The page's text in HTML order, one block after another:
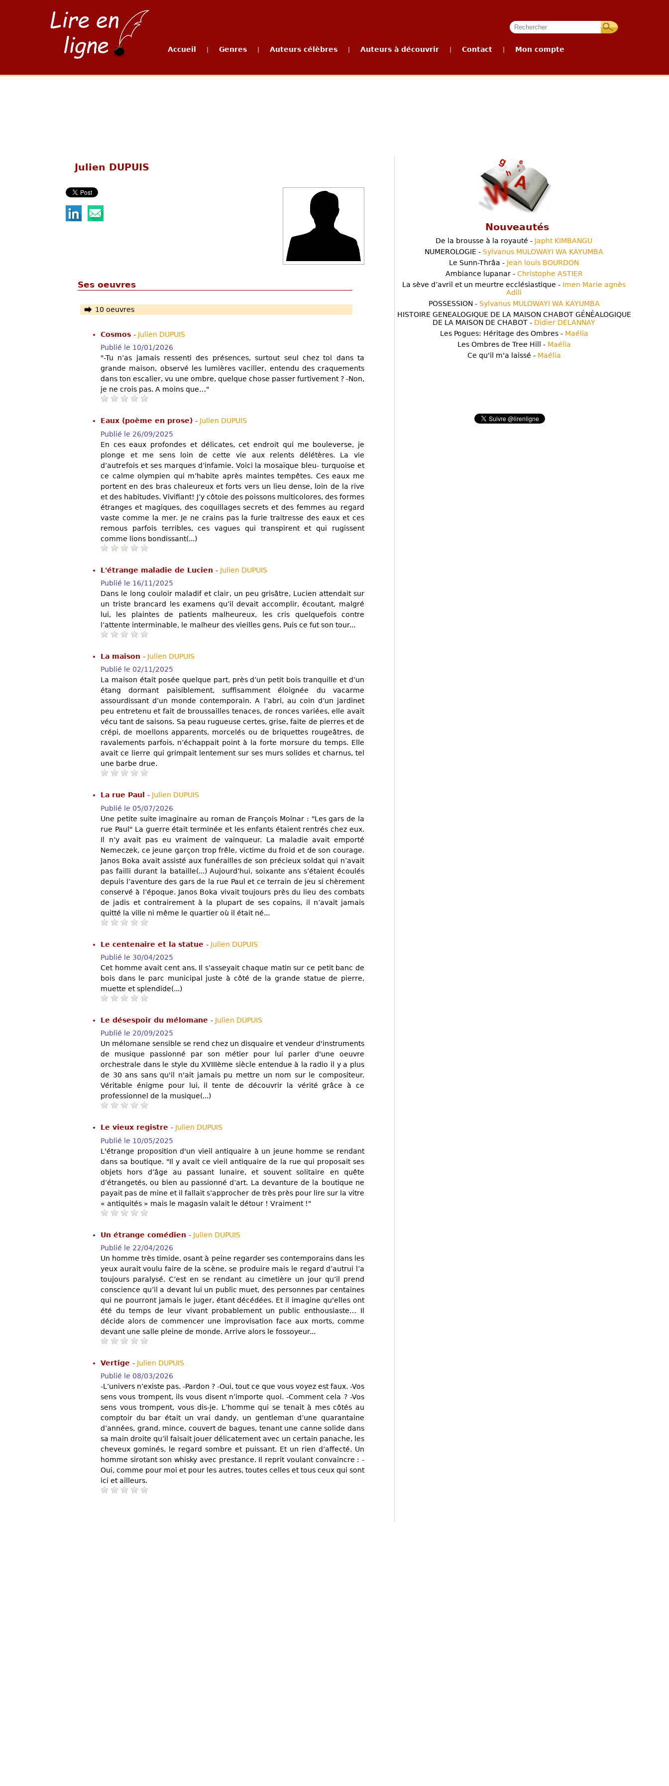
Accueil Genres Auteurs célèbres Auteurs à découvrir Contact Mon compte
Julien DUPUIS
Ses oeuvres
10 oeuvres
Cosmos - Julien DUPUIS
Publié le 10/01/2026
"-Tu n’as jamais ressenti des présences, surtout seul chez toi dans ta
grande maison, observé les lumières vaciller, entendu des craquements
dans ton escalier, vu une ombre, quelque chose passer furtivement ? -Non,
je ne crois pas. A moins que…"
Eaux (poème en prose) - Julien DUPUIS
Publié le 26/09/2025
En ces eaux profondes et délicates, cet endroit qui me bouleverse, je
plonge et me sens loin de cette vie aux relents délétères. La vie
d’autrefois et ses marques d’infamie. Voici la mosaïque bleu- turquoise et
ce calme olympien qui m’habite après maintes tempêtes. Ces eaux me
portent en des bras chaleureux et forts vers un lieu dense, loin de la rive
et des habitudes. Vivifiant! J’y côtoie des poissons multicolores, des formes
étranges et magiques, des coquillages secrets et des femmes au regard
vaste comme la mer. Je ne crains pas la furie traitresse des eaux et ces
remous parfois terribles, ces vagues qui transpirent et qui rugissent
comme lions bondissant(...)
L'étrange maladie de Lucien - Julien DUPUIS
Publié le 16/11/2025
Dans le long couloir maladif et clair, un peu grisâtre, Lucien attendait sur
un triste brancard les examens qu’il devait accomplir, écoutant, malgré
lui, les plaintes de patients malheureux, les cris quelquefois contre
l’attente interminable, le malheur des vieilles gens. Puis ce fut son tour...
La maison - Julien DUPUIS
Publié le 02/11/2025
La maison était posée quelque part, près d’un petit bois tranquille et d’un
étang dormant paisiblement, suffisamment éloignée du vacarme
assourdissant d’un monde contemporain. A l’abri, au coin d’un jardinet
peu entretenu et fait de broussailles tenaces, de ronces variées, elle avait
vécu tant de saisons. Sa peau rugueuse certes, grise, faite de pierres et de
crépi, de moellons apparents, morcelés ou de briquettes rougeâtres, de
ravalements parfois, n’échappait point à la forte morsure du temps. Elle
avait ce lierre qui grimpait lentement sur ses murs solides et charnus, tel
une barbe drue.
La rue Paul - Julien DUPUIS
Publié le 05/07/2026
Une petite suite imaginaire au roman de François Molnar : "Les gars de la
rue Paul" La guerre était terminée et les enfants étaient rentrés chez eux.
Il n’y avait pas eu vraiment de vainqueur. La maladie avait emporté
Nemeczek, ce jeune garçon trop frêle, victime du froid et de son courage.
Janos Boka avait assisté aux funérailles de son précieux soldat qui n’avait
pas failli durant la bataille(...) Aujourd’hui, soixante ans s’étaient écoulés
depuis l’aventure des gars de la rue Paul et ce terrain de jeu si chèrement
conservé à l’époque. Janos Boka vivait toujours près du lieu des combats
de jadis et contrairement à la plupart de ses copains, il n’avait jamais
quitté la ville ni même le quartier où il était né...
Le centenaire et la statue - Julien DUPUIS
Publié le 30/04/2025
Cet homme avait cent ans. Il s’asseyait chaque matin sur ce petit banc de
bois dans le parc municipal juste à côté de la grande statue de pierre,
muette et splendide(...)
Le désespoir du mélomane - Julien DUPUIS
Publié le 20/09/2025
Un mélomane sensible se rend chez un disquaire et vendeur d'instruments
de musique passionné par son métier pour lui parler d'une oeuvre
orchestrale dans le style du XVIIIème siècle entendue à la radio il y a plus
de 30 ans sans qu'il n'ait jamais pu mettre un nom sur le compositeur.
Véritable énigme pour lui, il tente de découvrir la vérité grâce à ce
professionnel de la musique(...)
Le vieux registre - Julien DUPUIS
Publié le 10/05/2025
L'étrange proposition d'un vieil antiquaire à un jeune homme se rendant
dans sa boutique. "Il y avait ce vieil antiquaire de la rue qui proposait ses
objets hors d’âge au passant lunaire, et souvent solitaire en quête
d’étrangetés, ou bien au passionné d’art. La devanture de la boutique ne
payait pas de mine et il fallait s’approcher de très près pour lire sur la vitre
« antiquités » mais le magasin valait le détour ! Vraiment !"
Un étrange comédien - Julien DUPUIS
Publié le 22/04/2026
Un homme très timide, osant à peine regarder ses contemporains dans les
yeux aurait voulu faire de la scène, se produire mais le regard d’autrui l’a
toujours paralysé. C’est en se rendant au cimetière un jour qu’il prend
conscience qu’il a devant lui un public muet, des personnes par centaines
qui ne pourront jamais le juger, étant décédées. Et il imagine qu'elles ont
été du temps de leur vivant probablement un public enthousiaste… Il
décide alors de commencer une improvisation face aux morts, comme
devant une salle pleine de monde. Arrive alors le fossoyeur...
Vertige - Julien DUPUIS
Publié le 08/03/2026
-L’univers n’existe pas. -Pardon ? -Oui, tout ce que vous voyez est faux. -Vos
sens vous trompent, ils vous disent n’importe quoi. -Comment cela ? -Vos
sens vous trompent, vous dis-je. L’homme qui se tenait à mes côtés au
comptoir du bar était un vrai dandy, un gentleman d’une quarantaine
d’années, grand, mince, couvert de bagues, tenant une canne solide dans
sa main droite qu’il faisait jouer délicatement avec un certain panache, les
cheveux gominés, le regard sombre et puissant. Et un rien d’affecté. Un
homme sirotant son whisky avec prestance. Il reprit voulant convaincre : -
Oui, comme pour moi et pour les autres, toutes celles et tous ceux qui sont
ici et ailleurs.
Nouveautés
De la brousse à la royauté - Japht KIMBANGU
NUMEROLOGIE - Sylvanus MULOWAYI WA KAYUMBA
Le Sunn-Thrâa - Jean louis BOURDON
Ambiance lupanar - Christophe ASTIER
La sève d’avril et un meurtre ecclésiastique - Imen Marie agnès
Adili
POSSESSION - Sylvanus MULOWAYI WA KAYUMBA
HISTOIRE GENEALOGIQUE DE LA MAISON CHABOT GÉNÉALOGIQUE
DE LA MAISON DE CHABOT - Didier DELANNAY
Les Pogues: Héritage des Ombres - Maélia
Les Ombres de Tree Hill - Maélia
Ce qu'il m'a laissé - Maélia